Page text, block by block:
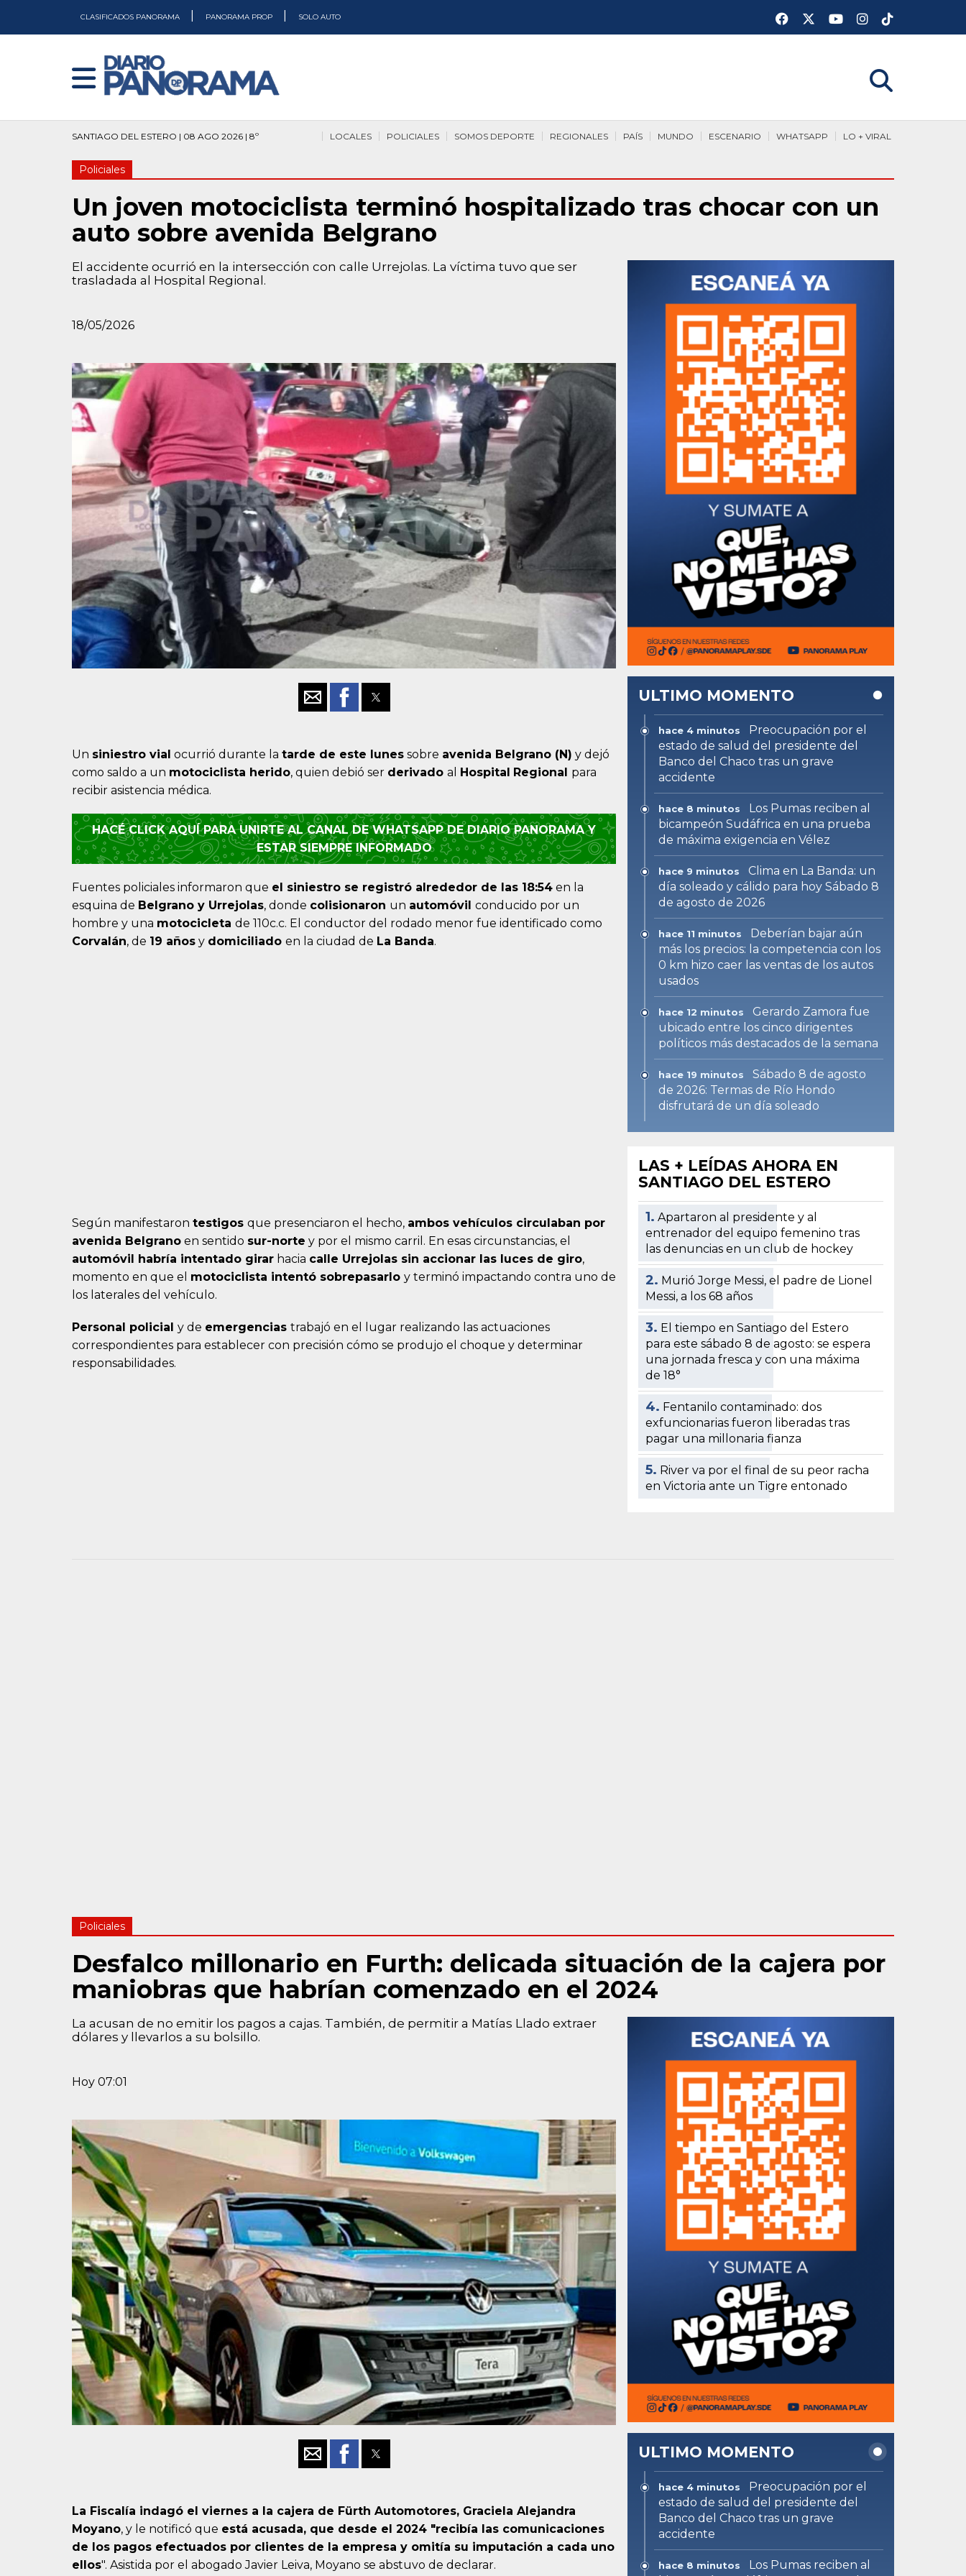
CLASIFICADOS PANORAMA PANORAMA PROP SOLO AUTO
SANTIAGO DEL ESTERO | 08 AGO 2026 | 8º LO + VIRAL
WHATSAPP
ESCENARIO
MUNDO
PAÍS
REGIONALES
SOMOS DEPORTE
POLICIALES
LOCALES
Policiales
Un joven motociclista terminó hospitalizado tras chocar con un
auto sobre avenida Belgrano
El accidente ocurrió en la intersección con calle Urrejolas. La víctima tuvo que ser
trasladada al Hospital Regional.
18/05/2026
Un siniestro vial ocurrió durante la tarde de este lunes sobre avenida Belgrano (N) y dejó
como saldo a un motociclista herido, quien debió ser derivado al Hospital Regional para
recibir asistencia médica.
HACÉ CLICK AQUÍ PARA UNIRTE AL CANAL DE WHATSAPP DE DIARIO PANORAMA Y
ESTAR SIEMPRE INFORMADO
Fuentes policiales informaron que el siniestro se registró alrededor de las 18:54 en la
esquina de Belgrano y Urrejolas, donde colisionaron un automóvil conducido por un
hombre y una motocicleta de 110c.c. El conductor del rodado menor fue identificado como
Corvalán, de 19 años y domiciliado en la ciudad de La Banda.
Según manifestaron testigos que presenciaron el hecho, ambos vehículos circulaban por
avenida Belgrano en sentido sur-norte y por el mismo carril. En esas circunstancias, el
automóvil habría intentado girar hacia calle Urrejolas sin accionar las luces de giro,
momento en que el motociclista intentó sobrepasarlo y terminó impactando contra uno de
los laterales del vehículo.
Personal policial y de emergencias trabajó en el lugar realizando las actuaciones
correspondientes para establecer con precisión cómo se produjo el choque y determinar
responsabilidades.
ULTIMO MOMENTO
hace 4 minutos
Preocupación por el
estado de salud del presidente del
Banco del Chaco tras un grave
accidente
hace 8 minutos
Los Pumas reciben al
bicampeón Sudáfrica en una prueba
de máxima exigencia en Vélez
hace 9 minutos
Clima en La Banda: un
día soleado y cálido para hoy Sábado 8
de agosto de 2026
hace 11 minutos
Deberían bajar aún
más los precios: la competencia con los
0 km hizo caer las ventas de los autos
usados
hace 12 minutos
Gerardo Zamora fue
ubicado entre los cinco dirigentes
políticos más destacados de la semana
hace 19 minutos
Sábado 8 de agosto
de 2026: Termas de Río Hondo
disfrutará de un día soleado
LAS + LEÍDAS AHORA EN
SANTIAGO DEL ESTERO
1. Apartaron al presidente y al
entrenador del equipo femenino tras
las denuncias en un club de hockey
2. Murió Jorge Messi, el padre de Lionel
Messi, a los 68 años
3. El tiempo en Santiago del Estero
para este sábado 8 de agosto: se espera
una jornada fresca y con una máxima
de 18°
4. Fentanilo contaminado: dos
exfuncionarias fueron liberadas tras
pagar una millonaria fianza
5. River va por el final de su peor racha
en Victoria ante un Tigre entonado